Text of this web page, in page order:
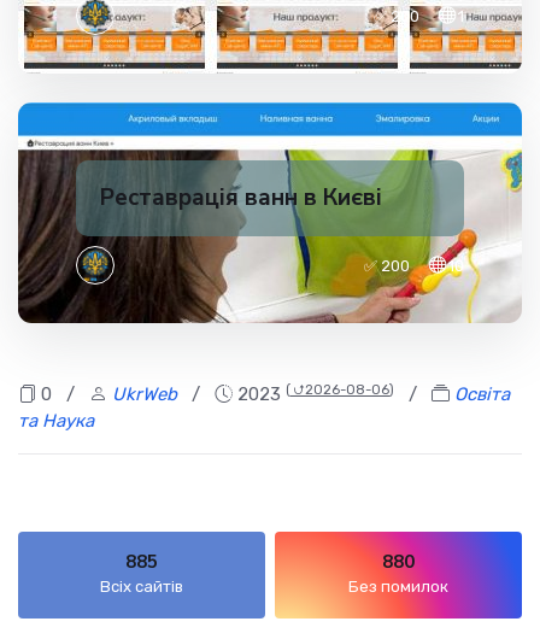
✅ 200 1
Реставрація ванн в Києві
✅ 200 10
0 / UkrWeb/ 2023 ( ⮍2026-08-06) /
Освіта
та Наука
885
Всіх сайтів
880
Без помилок